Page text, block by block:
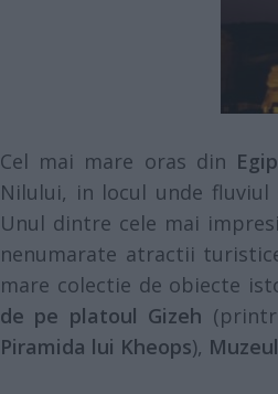
Cel mai mare oras din
Nilului, in locul unde
Unul dintre cele mai
nenumarate atractii
mare colectie de obiecte
de pe platoul Gizeh
Piramida lui Kheops),